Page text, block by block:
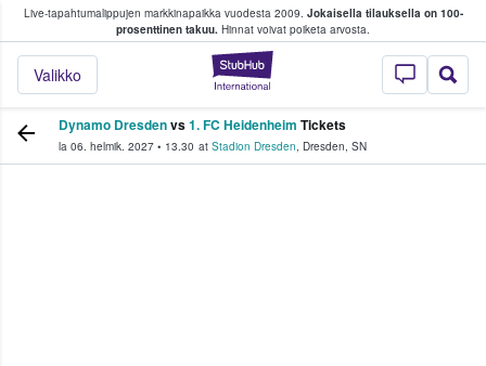
Live-tapahtumalippujen markkinapaikka vuodesta 2009. Jokaisella tilauksella on 100-
prosenttinen takuu. Hinnat voivat poiketa arvosta.
StubHub -
Valikko
fanit ostavat ja myyvät lippuja
Dynamo Dresdenvs1. FC Heidenheim Tickets
la 06. helmik. 2027 • 13.30 at Stadion Dresden, Dresden, SN